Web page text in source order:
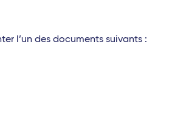
l’un des documents suivants :